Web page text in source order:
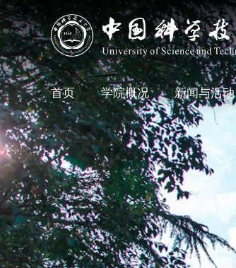
首页 学院概况 新闻与活动